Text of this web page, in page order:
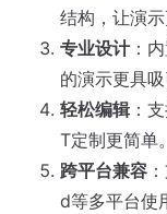
结构，让演示
专业设计：
的演示更具吸
轻松编辑：
T定制更简单。
跨平台兼容
d等多平台使